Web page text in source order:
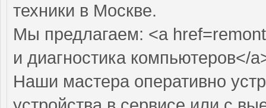
техники в Москве.
Мы предлагаем: <a
и диагностика компьютеров</
Наши мастера оперативно